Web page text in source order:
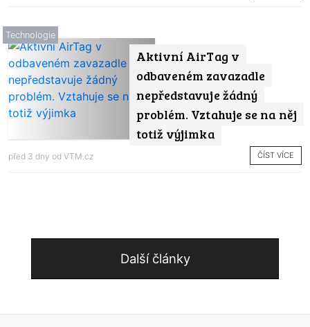
Aktivní AirTag v
odbaveném zavazadle
nepředstavuje žádný
problém. Vztahuje se na něj
totiž výjimka
Technologie
před 3 dny od VTM.cz ČÍST VÍCE
Další články